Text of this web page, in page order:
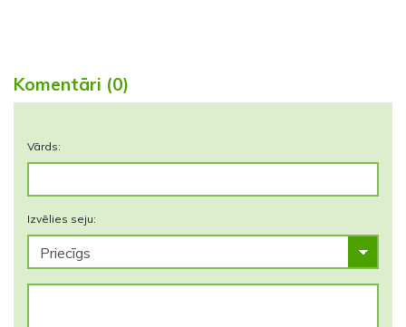
Komentāri (0)
Vārds:
Izvēlies seju: